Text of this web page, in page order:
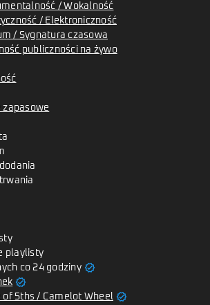
/ Wokalność
/ Elektroniczność
/ Sygnatura czasowa
publiczności na żywo
zapasowe
playlisty
co 24 godziny verified
verified
of 5ths / Camelot Wheel verified